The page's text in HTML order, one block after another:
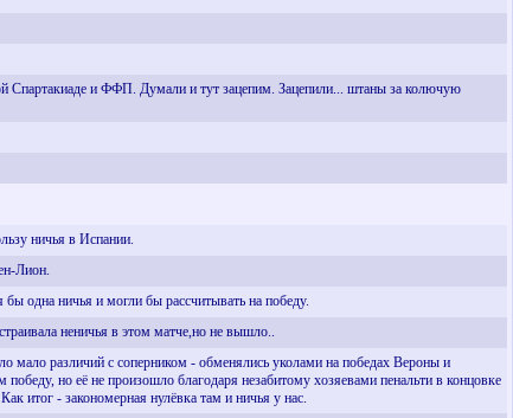
Спартакиаде и ФФП. Думали и тут зацепим. Зацепили... штаны за колючую
ничья в Испании.
Лион.
одна ничья и могли бы рассчитывать на победу.
неничья в этом матче,но не вышло..
различий с соперником - обменялись уколами на победах Вероны и
но её не произошло благодаря незабитому хозяевами пенальти в концовке
итог - закономерная нулёвка там и ничья у нас.